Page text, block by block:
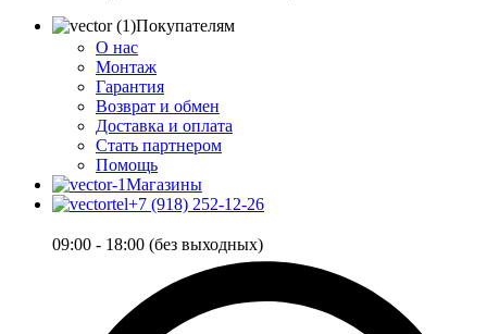
Покупателям
О нас
Монтаж
Гарантия
Возврат и обмен
Доставка и оплата
Стать партнером
Помощь
Магазины
+7 (918) 252-12-26
09:00 - 18:00 (без выходных)